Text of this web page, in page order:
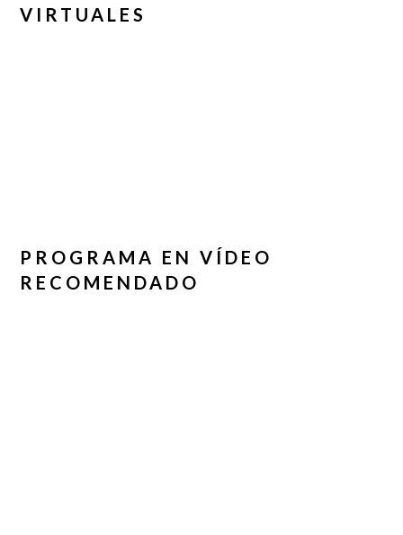
VIRTUALES
PROGRAMA EN VÍDEO
RECOMENDADO